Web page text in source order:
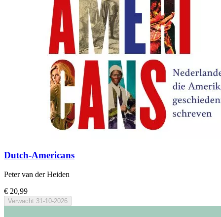
Dutch-Americans
Peter van der Heiden
€ 20,99
Verwacht 31-10-2026